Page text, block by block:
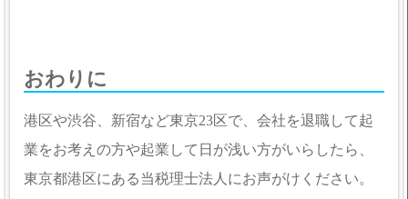
おわりに
港区や渋谷、新宿など東京23区で、会社を退職して起
業をお考えの方や起業して日が浅い方がいらしたら、
東京都港区にある当税理士法人にお声がけください。